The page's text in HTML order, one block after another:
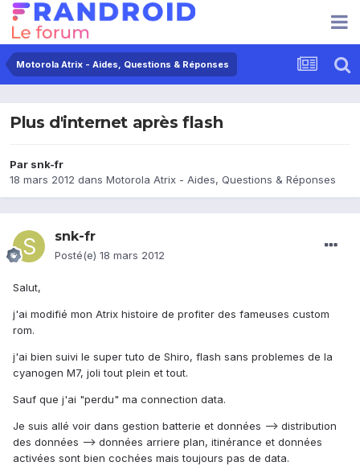
Motorola Atrix - Aides, Questions & Réponses
Plus d'internet après flash
Par snk-fr
18 mars 2012 dans Motorola Atrix - Aides, Questions & Réponses
snk-fr
Posté(e) 18 mars 2012
Salut,
j'ai modifié mon Atrix histoire de profiter des fameuses custom
rom.
j'ai bien suivi le super tuto de Shiro, flash sans problemes de la
cyanogen M7, joli tout plein et tout.
Sauf que j'ai "perdu" ma connection data.
Je suis allé voir dans gestion batterie et données --> distribution
des données --> données arriere plan, itinérance et données
activées sont bien cochées mais toujours pas de data.